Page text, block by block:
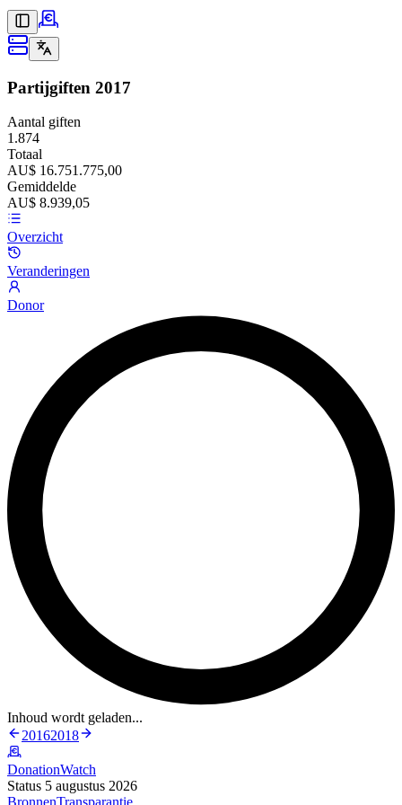
Partijgiften 2017
Aantal giften
1.874
Totaal
AU$ 16.751.775,00
Gemiddelde
AU$ 8.939,05
Overzicht
Veranderingen
Donor
Inhoud wordt geladen...
20162018
DonationWatch
Status 5 augustus 2026
BronnenTransparantie